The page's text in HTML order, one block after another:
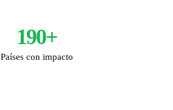
190+
Países con impacto